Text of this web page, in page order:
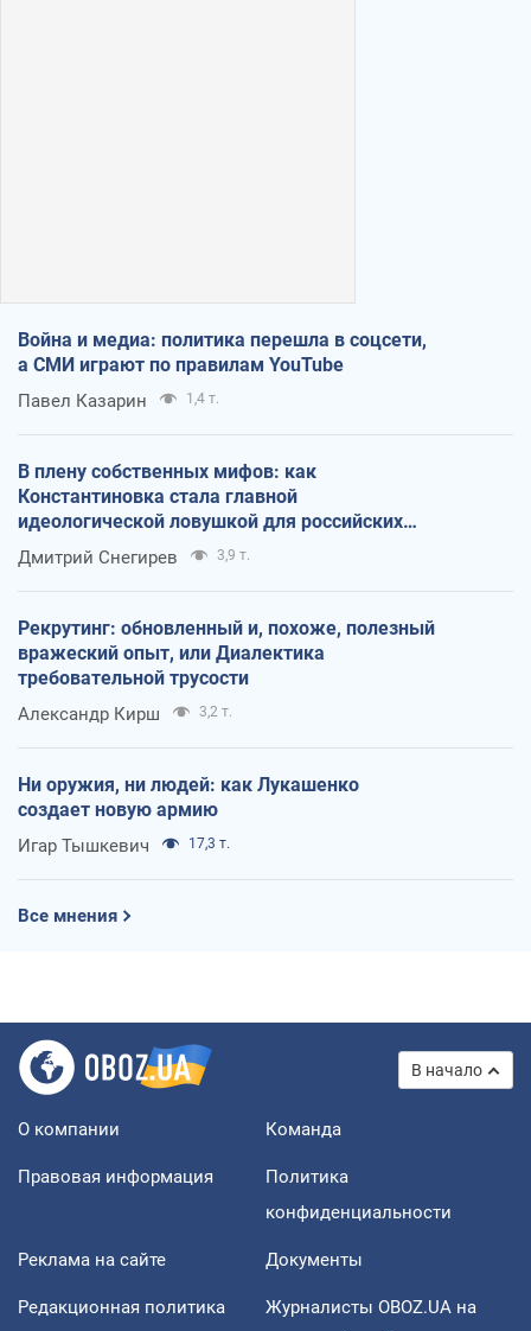
Война и медиа: политика перешла в соцсети,
а СМИ играют по правилам YouTube
Павел Казарин 1,4 т.
В плену собственных мифов: как
Константиновка стала главной
идеологической ловушкой для российских
оккупантов
Дмитрий Снегирев 3,9 т.
Рекрутинг: обновленный и, похоже, полезный
вражеский опыт, или Диалектика
требовательной трусости
Александр Кирш 3,2 т.
Ни оружия, ни людей: как Лукашенко
создает новую армию
Игар Тышкевич 17,3 т.
Все мнения
В начало
О компании Команда
Правовая информация
Политика
конфиденциальности
Реклама на сайте Документы
Редакционная политика
Журналисты OBOZ.UA на